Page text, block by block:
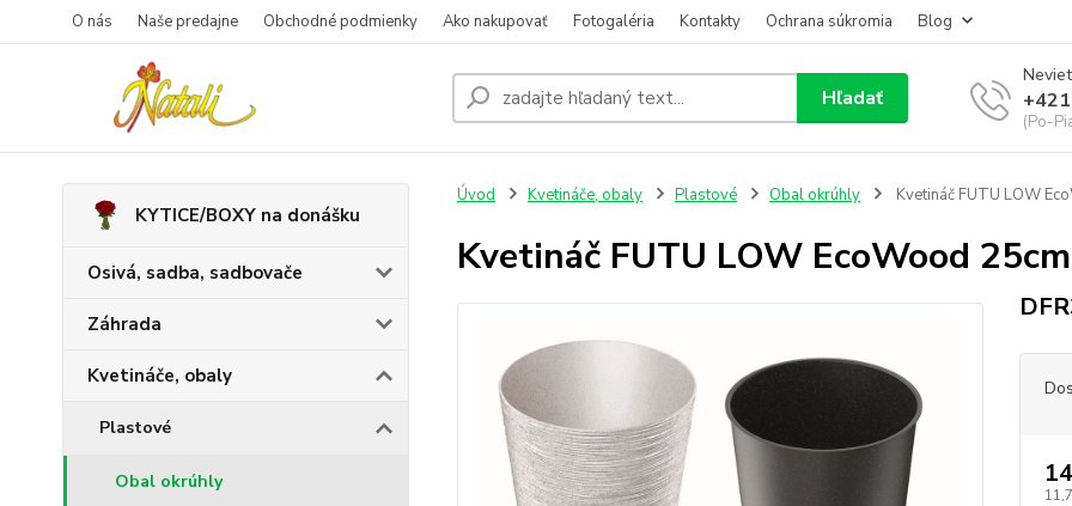
O nás Naše predajne Obchodné podmienky Ako nakupovať Fotogaléria Kontakty Ochrana súkromia Blog
Hľadať
(Po-
KYTICE/BOXY na donášku
Osivá, sadba, sadbovače
Záhrada
Kvetináče, obaly
Plastové
Obal okrúhly
Úvod Kvetináče, obaly Plastové Obal okrúhly Kvetináč FUTU LOW
Kvetináč FUTU LOW EcoWood